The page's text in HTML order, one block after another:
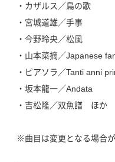
・カザルス／鳥の歌
・宮城道雄／手事
・今野玲央／松風
・山本菜摘／Japanese
・ピアソラ／Tanti anni
・坂本龍一／Andata
・吉松隆／双魚譜 ほか
※曲目は変更となる場合